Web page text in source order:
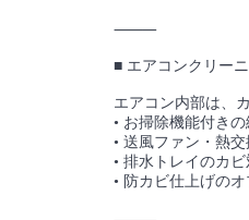
⸻
■ エアコンクリー
エアコン内部は、
• お掃除機能付き
• 送風ファン・熱
• 排水トレイのカ
• 防カビ仕上げの